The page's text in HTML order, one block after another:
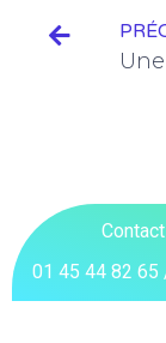
01 45 44 82 65